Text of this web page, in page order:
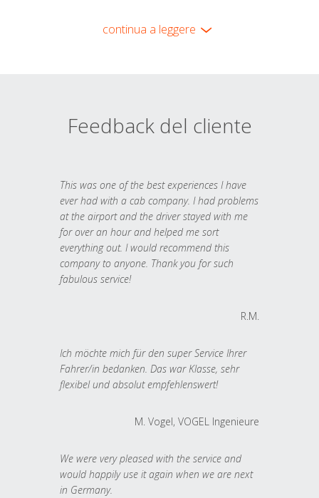
continua a leggere
Feedback del cliente
This was one of the best experiences I have
ever had with a cab company. I had problems
at the airport and the driver stayed with me
for over an hour and helped me sort
everything out. I would recommend this
company to anyone. Thank you for such
fabulous service!
R.M.
Ich möchte mich für den super Service Ihrer
Fahrer/in bedanken. Das war Klasse, sehr
flexibel und absolut empfehlenswert!
M. Vogel, VOGEL Ingenieure
We were very pleased with the service and
would happily use it again when we are next
in Germany.